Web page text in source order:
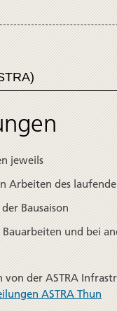
jeweils
Arbeiten des
Bausaison
und bei
der ASTRA
ASTRA Thun